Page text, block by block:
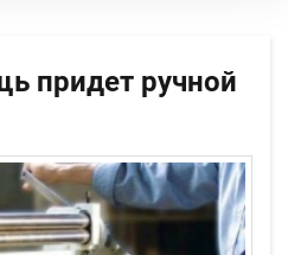
придет ручной